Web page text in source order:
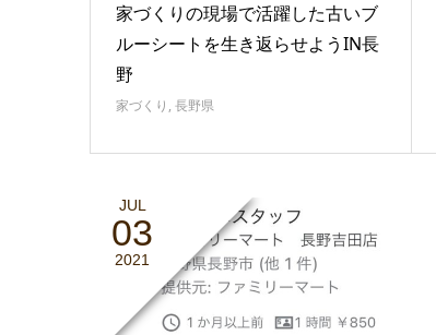
家づくりの現場で活躍した古いブ
ルーシートを生き返らせようIN長
野
家づくり , 長野県
JUL
03
2021